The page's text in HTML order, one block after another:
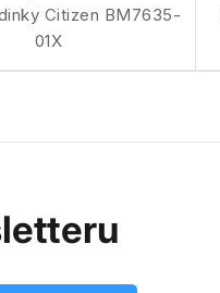
Citizen BM7635-
01X